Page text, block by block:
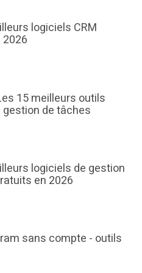
logiciels CRM
15 meilleurs outils
de tâches
logiciels de gestion
en 2026
sans compte - outils